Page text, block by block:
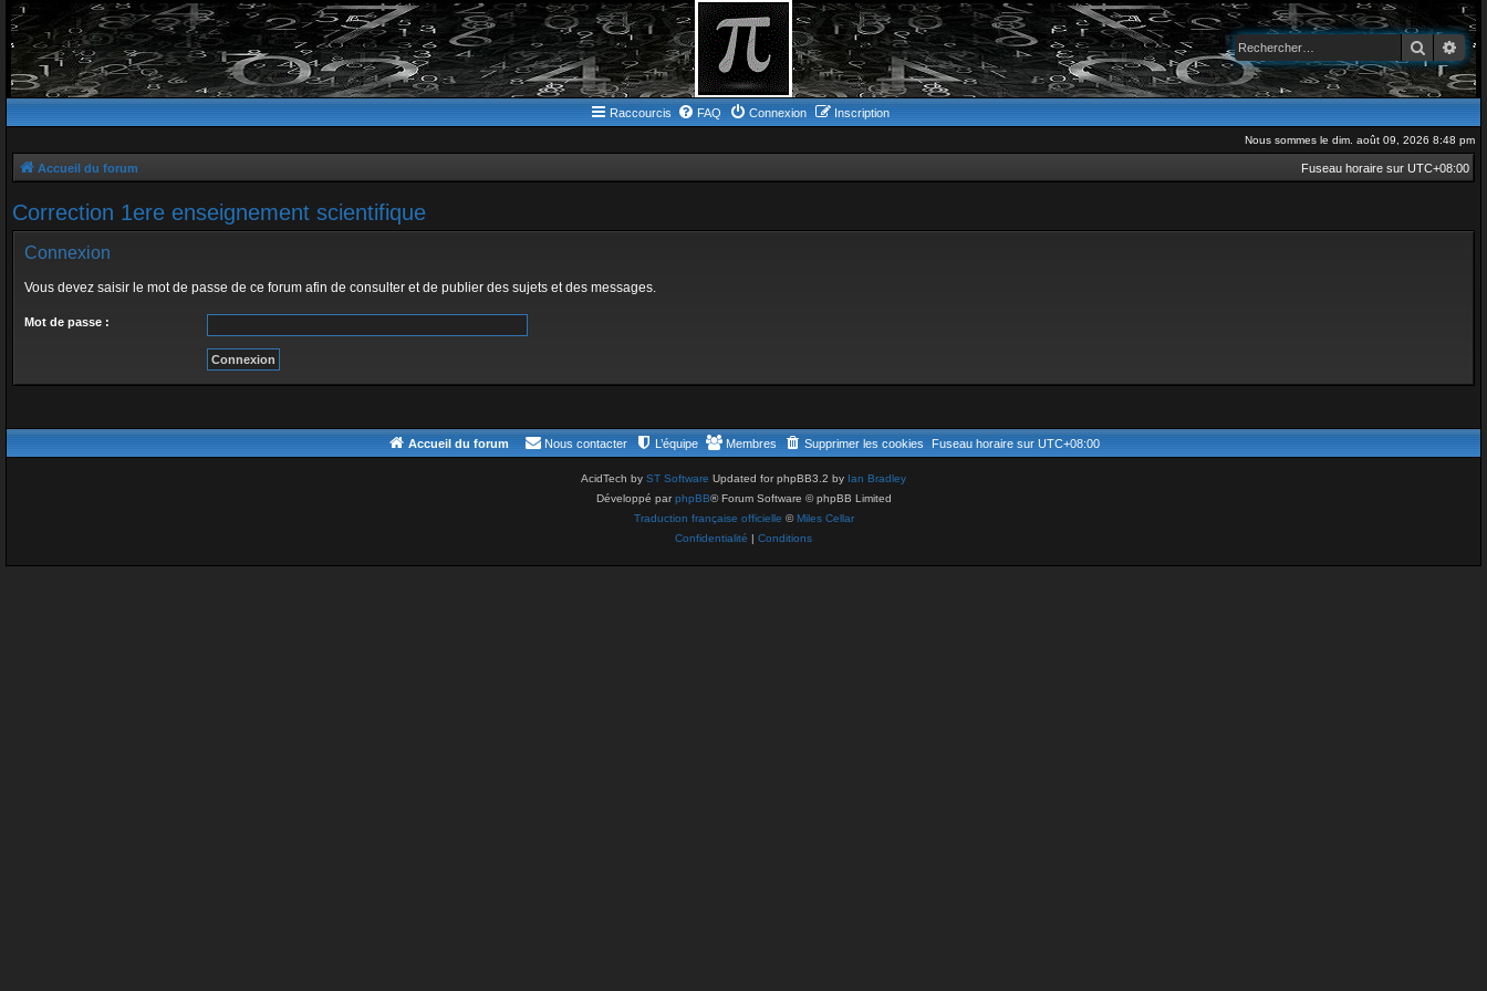
Raccourcis FAQ Connexion Inscription
Nous sommes le dim. août 09, 2026 8:48 pm
Accueil du forum Fuseau horaire sur UTC+08:00
Correction 1ere enseignement scientifique
Connexion
Vous devez saisir le mot de passe de ce forum afin de consulter et de publier des sujets et des messages.
Mot de passe :
Accueil du forum Fuseau horaire sur UTC+08:00
Supprimer les cookies
Membres
L’équipe
Nous contacter
AcidTech by ST Software Updated for phpBB3.2 by Ian Bradley
Développé parphpBB® Forum Software © phpBB Limited
Traduction française officielle ©Miles Cellar
Confidentialité | Conditions